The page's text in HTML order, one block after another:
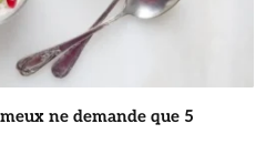
ne demande que 5